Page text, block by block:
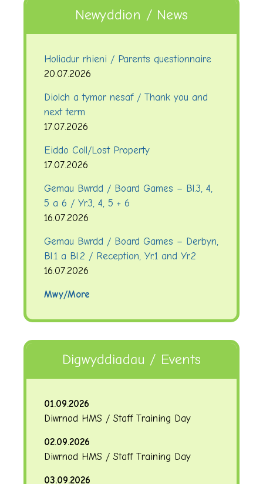
Newyddion / News
Holiadur rhieni / Parents questionnaire
20.07.2026
Diolch a tymor nesaf / Thank you and
next term
17.07.2026
Eiddo Coll/Lost Property
17.07.2026
Gemau Bwrdd / Board Games – Bl.3, 4,
5 a 6 / Yr.3, 4, 5 + 6
16.07.2026
Gemau Bwrdd / Board Games – Derbyn,
Bl.1 a Bl.2 / Reception, Yr.1 and Yr.2
16.07.2026
Mwy/More
Digwyddiadau / Events
01.09.2026
Diwrnod HMS / Staff Training Day
02.09.2026
Diwrnod HMS / Staff Training Day
03.09.2026